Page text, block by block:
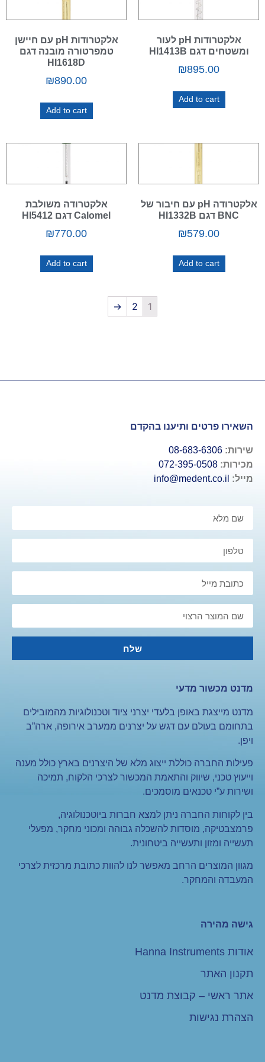
אלקטרודות pH לעור
ומשטחים דגם HI1413B
₪895.00
Add to cart
אלקטרודות pH עם חיישן
טמפרטורה מובנה דגם
HI1618D
₪890.00
Add to cart
אלקטרודה pH עם חיבור של
BNC דגם HI1332B
₪579.00
Add to cart
אלקטרודה משולבת
Calomel דגם HI5412
₪770.00
Add to cart
1
2
→
השאירו פרטים ותיענו בהקדם
שירות: 08-683-6306
מכירות: 072-395-0508
מייל: info@medent.co.il
שלח
מדנט מכשור מדעי
מדנט מייצגת באופן בלעדי יצרני ציוד וטכנולוגיות מהמובילים
בתחומם בעולם עם דגש על יצרנים ממערב אירופה, ארה”ב
ויפן.
פעילות החברה כוללת ייצוג מלא של היצרנים בארץ כולל מענה
וייעוץ טכני, שיווק והתאמת המכשור לצרכי הלקוח, תמיכה
ושירות ע”י טכנאים מוסמכים.
בין לקוחות החברה ניתן למצא חברות ביוטכנולוגיה,
פרמצבטיקה, מוסדות להשכלה גבוהה ומכוני מחקר, מפעלי
תעשייה ומזון ותעשייה ביטחונית.
מגוון המוצרים הרחב מאפשר לנו להוות כתובת מרכזית לצרכי
המעבדה והמחקר.
גישה מהירה
אודות Hanna Instruments
תקנון האתר
אתר ראשי – קבוצת מדנט
הצהרת נגישות